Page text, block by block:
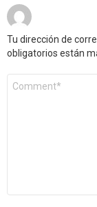
Tu dirección de
obligatorios están